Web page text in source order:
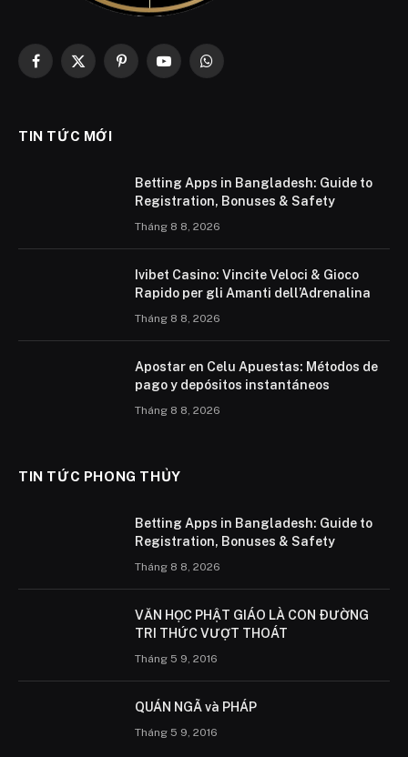
Facebook
X
PinterestYouTubeWhatsApp
TIN TỨC MỚI
Betting Apps in Bangladesh: Guide to
Registration, Bonuses & Safety
Tháng 8 8, 2026
Ivibet Casino: Vincite Veloci & Gioco
Rapido per gli Amanti dell’Adrenalina
Tháng 8 8, 2026
Apostar en Celu Apuestas: Métodos de
pago y depósitos instantáneos
Tháng 8 8, 2026
TIN TỨC PHONG THỦY
Betting Apps in Bangladesh: Guide to
Registration, Bonuses & Safety
Tháng 8 8, 2026
VĂN HỌC PHẬT GIÁO LÀ CON ÐƯỜNG
TRI THỨC VƯỢT THOÁT
Tháng 5 9, 2016
QUÁN NGÃ và PHÁP
Tháng 5 9, 2016